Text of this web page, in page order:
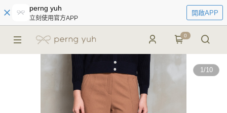
perng yuh
立刻使用官方APP
開啟APP
0
1/10